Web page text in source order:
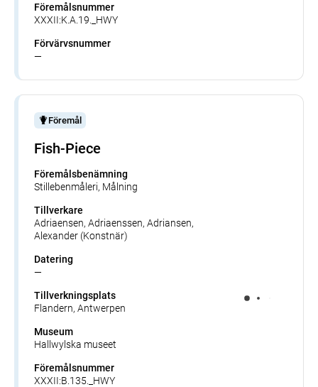
Föremålsnummer
XXXII:K.A.19._HWY
Förvärvsnummer
—
Föremål
Fish-Piece
Föremålsbenämning
Stillebenmåleri, Målning
Tillverkare
Adriaensen, Adriaenssen, Adriansen,
Alexander (Konstnär)
Datering
—
Tillverkningsplats
Flandern, Antwerpen
Museum
Hallwylska museet
Föremålsnummer
XXXII:B.135._HWY